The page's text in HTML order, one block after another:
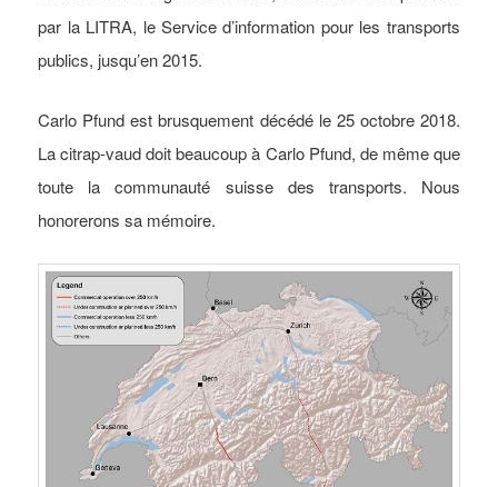
par la LITRA, le Service d’information pour les transports
publics, jusqu’en 2015.
Carlo Pfund est brusquement décédé le 25 octobre 2018.
La citrap-vaud doit beaucoup à Carlo Pfund, de même que
toute la communauté suisse des transports. Nous
honorerons sa mémoire.